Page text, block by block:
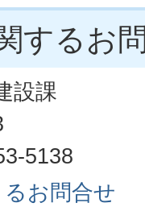
するお
設課
5138
お問合せ